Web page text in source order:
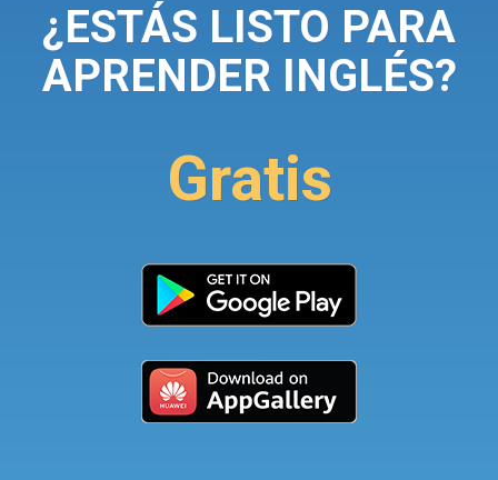
¿ESTÁS LISTO PARA
APRENDER INGLÉS?
Gratis